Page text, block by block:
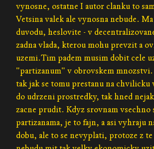
vynosne, ostatne I autor clanku to
Vetsina valek ale vynosna nebude.
duvodu, heslovite - v
zadna vlada, kterou mohu prevzit a
uzemi.Tim padem musim dobit cele
"partizanum" v obrovskem
tak jak se tomu prestanu na chvilicku
do udrzeni prostredky, tak hned
zacne prudit. Kdyz srovnam vsechno
partizanama, je to fajn, a asi vyhraju
dobu, ale to se nevyplati, protoze z te